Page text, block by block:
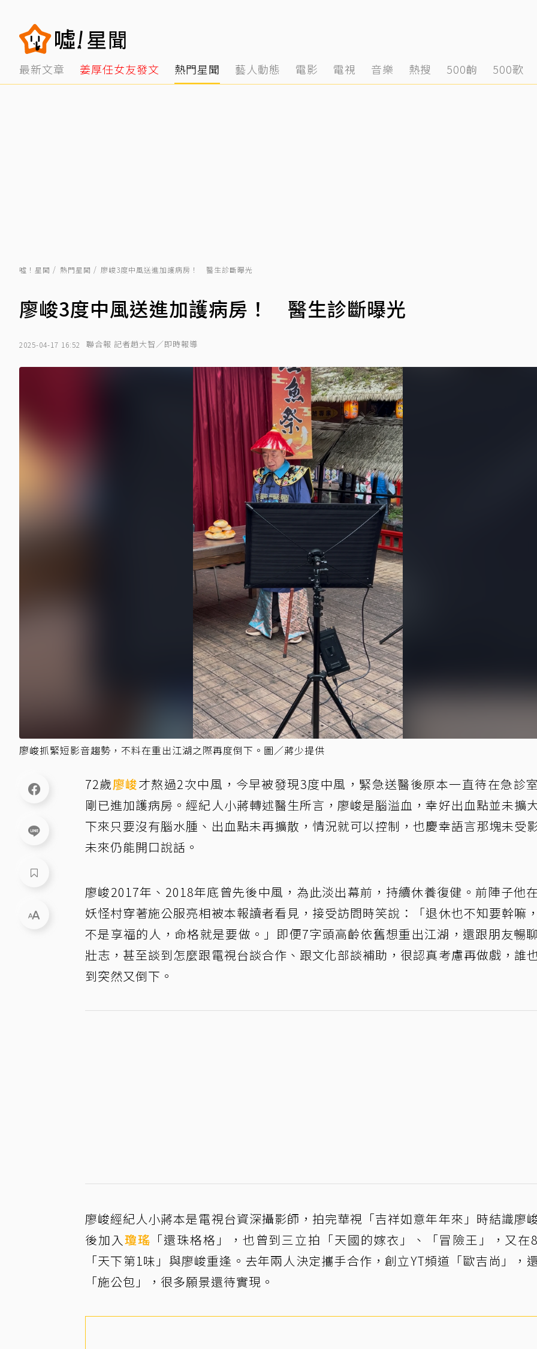
最新文章 姜厚任女友發文 熱門星聞 藝人動態 電影 電視 音樂 熱搜 500齣 500歌
噓！星聞 熱門星聞 廖峻3度中風送進加護病房！ 醫生診斷曝光
廖峻3度中風送進加護病房！ 醫生診斷曝光
2025-04-17 16:52 聯合報 記者趙大智／即時報導
廖峻抓緊短影音趨勢，不料在重出江湖之際再度倒下。圖／蔣少提供
72歲廖峻才熬過2次中風，今早被發現3度中風，緊急送醫後原本一直待在急診
剛已進加護病房。經紀人小蔣轉述醫生所言，廖峻是腦溢血，幸好出血點並未擴
下來只要沒有腦水腫、出血點未再擴散，情況就可以控制，也慶幸語言那塊未受
未來仍能開口說話。
廖峻2017年、2018年底曾先後中風，為此淡出幕前，持續休養復健。前陣子他
妖怪村穿著施公服亮相被本報讀者看見，接受訪問時笑說：「退休也不知要幹嘛
不是享福的人，命格就是要做。」即便7字頭高齡依舊想重出江湖，還跟朋友暢
壯志，甚至談到怎麼跟電視台談合作、跟文化部談補助，很認真考慮再做戲，誰
到突然又倒下。
廖峻經紀人小蔣本是電視台資深攝影師，拍完華視「吉祥如意年年來」時結識廖
後加入瓊瑤 「還珠格格」，也曾到三立拍「天國的嫁衣」、「冒險王」，又在
「天下第1味」與廖峻重逢。去年兩人決定攜手合作，創立YT頻道「歐吉尚」，
「施公包」，很多願景還待實現。